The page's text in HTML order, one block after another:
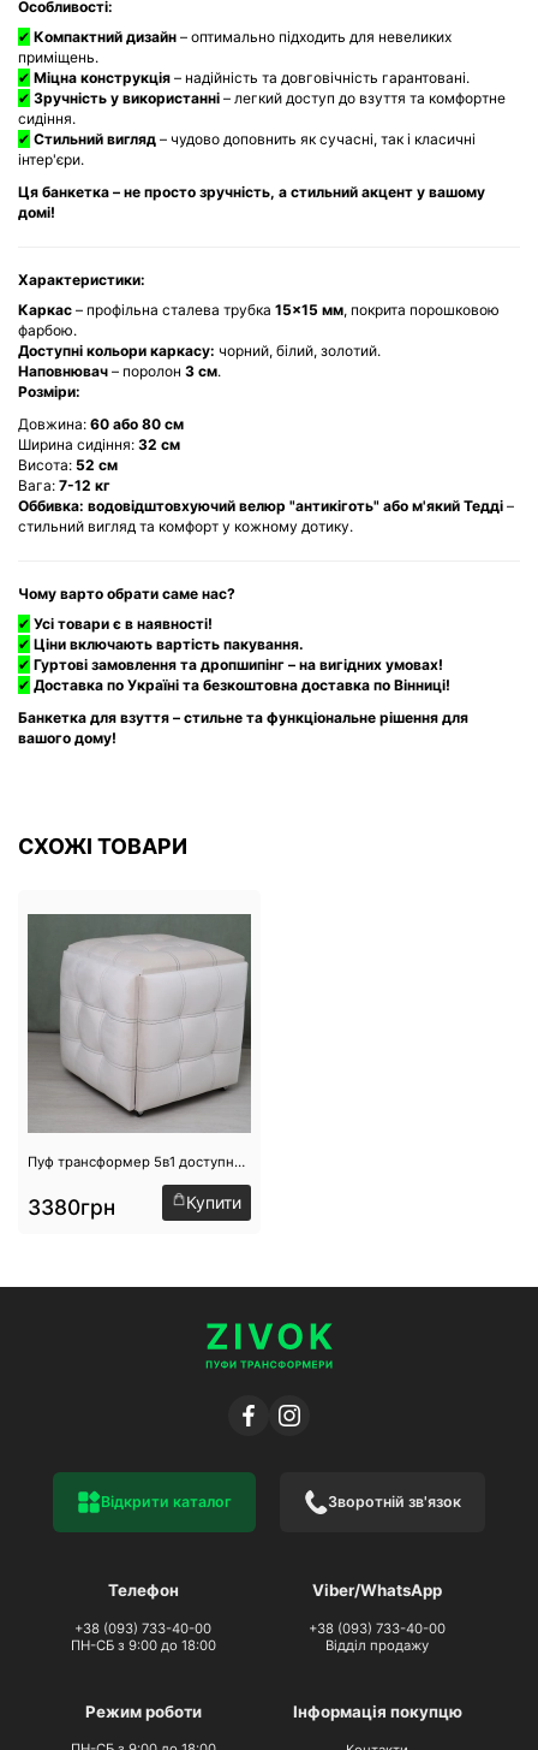
Особливості:
✔ Компактний дизайн – оптимально підходить для невеликих
приміщень.
✔ Міцна конструкція – надійність та довговічність гарантовані.
✔ Зручність у використанні – легкий доступ до взуття та комфортне
сидіння.
✔ Стильний вигляд – чудово доповнить як сучасні, так і класичні
інтер'єри.
Ця банкетка – не просто зручність, а стильний акцент у вашому
домі!
Характеристики:
Каркас – профільна сталева трубка 15×15 мм, покрита порошковою
фарбою.
Доступні кольори каркасу: чорний, білий, золотий.
Наповнювач – поролон 3 см.
Розміри:
Довжина: 60 або 80 см
Ширина сидіння: 32 см
Висота: 52 см
Вага: 7-12 кг
Оббивка: водовідштовхуючий велюр "антикіготь" або м'який Тедді –
стильний вигляд та комфорт у кожному дотику.
Чому варто обрати саме нас?
✔ Усі товари є в наявності!
✔ Ціни включають вартість пакування.
✔ Гуртові замовлення та дропшипінг – на вигідних умовах!
✔ Доставка по Україні та безкоштовна доставка по Вінниці!
Банкетка для взуття – стильне та функціональне рішення для
вашого дому!
СХОЖІ ТОВАРИ
Пуф трансформер 5в1 доступний на складі №11
3380грн Купити
Телефон
+38 (093) 733-40-00
ПН-СБ з 9:00 до 18:00
Viber/WhatsApp
+38 (093) 733-40-00
Відділ продажу
Режим роботи Інформація покупцю
Відкрити каталог Зворотній зв'язок